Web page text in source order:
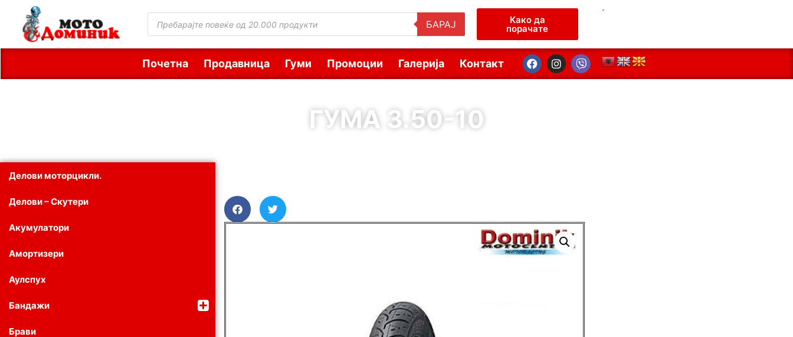
БАРАЈ Како да
порачате
.
Почетна Продавница Гуми Промоции Галерија Контакт
ГУМА 3.50-10
Делови моторцикли.
Делови – Скутери
Акумулатори
Амортизери
Аулспух
Бандажи
Брави